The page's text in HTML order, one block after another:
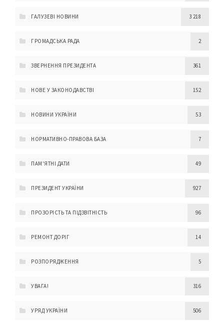
ГАЛУЗЕВІ НОВИНИ 3 218
ГРОМАДСЬКА РАДА 2
ЗВЕРНЕННЯ ПРЕЗИДЕНТА 361
НОВЕ У ЗАКОНОДАВСТВІ 152
НОВИНИ УКРАЇНИ 53
НОРМАТИВНО-ПРАВОВА БАЗА 7
ПАМ'ЯТНІ ДАТИ 49
ПРЕЗИДЕНТ УКРАЇНИ 927
ПРОЗОРІСТЬ ТА ПІДЗВІТНІСТЬ 96
РЕМОНТ ДОРІГ 14
РОЗПОРЯДЖЕННЯ 5
УВАГА! 316
УРЯД УКРАЇНИ 506